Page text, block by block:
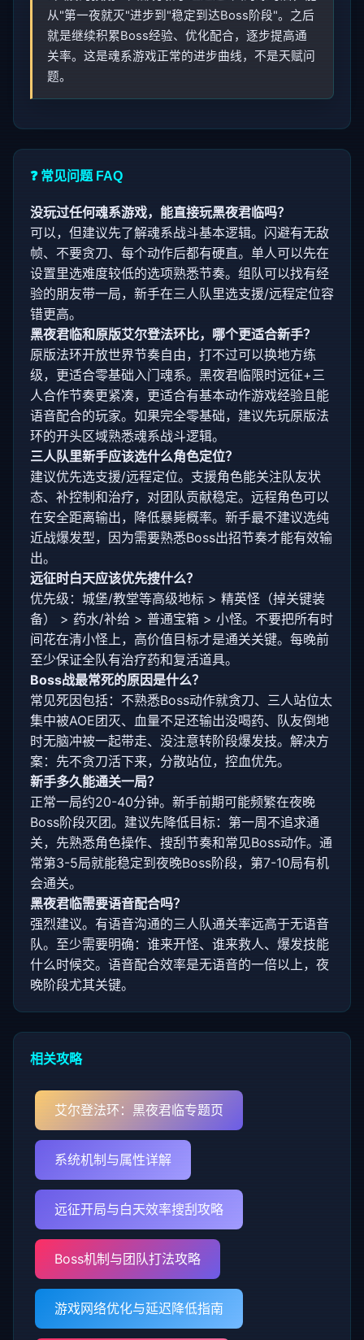
从"第一夜就灭"进步到"稳定到达Boss阶段"。之后
就是继续积累Boss经验、优化配合，逐步提高通
关率。这是魂系游戏正常的进步曲线，不是天赋问
题。
❓ 常见问题 FAQ
没玩过任何魂系游戏，能直接玩黑夜君临吗？
可以，但建议先了解魂系战斗基本逻辑。闪避有无敌
帧、不要贪刀、每个动作后都有硬直。单人可以先在
设置里选难度较低的选项熟悉节奏。组队可以找有经
验的朋友带一局，新手在三人队里选支援/远程定位容
错更高。
黑夜君临和原版艾尔登法环比，哪个更适合新手？
原版法环开放世界节奏自由，打不过可以换地方练
级，更适合零基础入门魂系。黑夜君临限时远征+三
人合作节奏更紧凑，更适合有基本动作游戏经验且能
语音配合的玩家。如果完全零基础，建议先玩原版法
环的开头区域熟悉魂系战斗逻辑。
三人队里新手应该选什么角色定位？
建议优先选支援/远程定位。支援角色能关注队友状
态、补控制和治疗，对团队贡献稳定。远程角色可以
在安全距离输出，降低暴毙概率。新手最不建议选纯
近战爆发型，因为需要熟悉Boss出招节奏才能有效输
出。
远征时白天应该优先搜什么？
优先级：城堡/教堂等高级地标 > 精英怪（掉关键装
备） > 药水/补给 > 普通宝箱 > 小怪。不要把所有时
间花在清小怪上，高价值目标才是通关关键。每晚前
至少保证全队有治疗药和复活道具。
Boss战最常死的原因是什么？
常见死因包括：不熟悉Boss动作就贪刀、三人站位太
集中被AOE团灭、血量不足还输出没喝药、队友倒地
时无脑冲被一起带走、没注意转阶段爆发技。解决方
案：先不贪刀活下来，分散站位，控血优先。
新手多久能通关一局？
正常一局约20-40分钟。新手前期可能频繁在夜晚
Boss阶段灭团。建议先降低目标：第一周不追求通
关，先熟悉角色操作、搜刮节奏和常见Boss动作。通
常第3-5局就能稳定到夜晚Boss阶段，第7-10局有机
会通关。
黑夜君临需要语音配合吗？
强烈建议。有语音沟通的三人队通关率远高于无语音
队。至少需要明确：谁来开怪、谁来救人、爆发技能
什么时候交。语音配合效率是无语音的一倍以上，夜
晚阶段尤其关键。
相关攻略
艾尔登法环：黑夜君临专题页
系统机制与属性详解
远征开局与白天效率搜刮攻略
Boss机制与团队打法攻略
游戏网络优化与延迟降低指南